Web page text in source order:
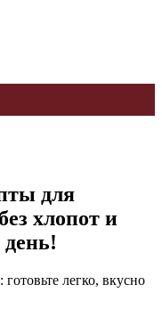
для
хлопот и